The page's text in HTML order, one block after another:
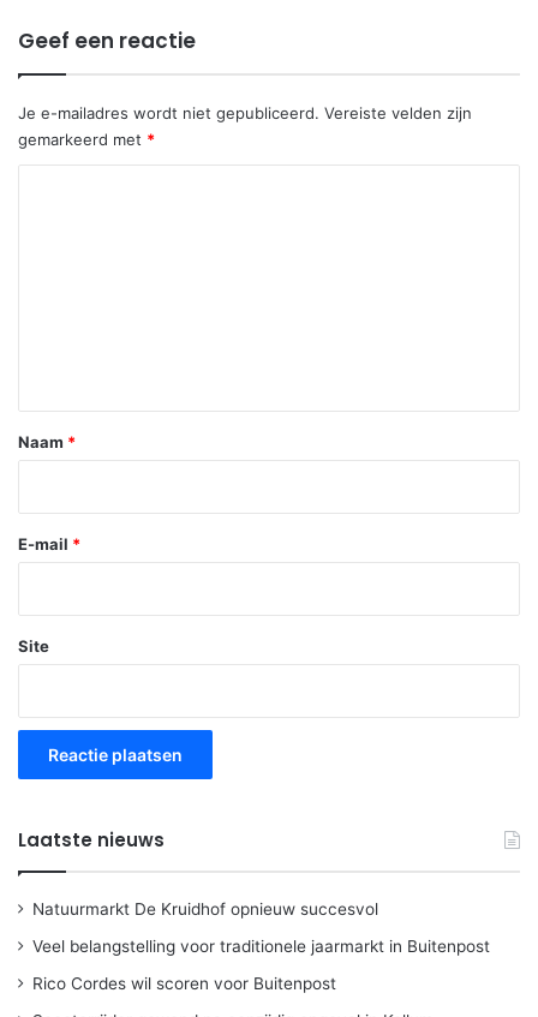
Geef een reactie
Je e-mailadres wordt niet gepubliceerd. Vereiste velden zijn
gemarkeerd met *
*
Naam *
E-mail *
Site
Laatste nieuws
Natuurmarkt De Kruidhof opnieuw succesvol
Veel belangstelling voor traditionele jaarmarkt in Buitenpost
Rico Cordes wil scoren voor Buitenpost